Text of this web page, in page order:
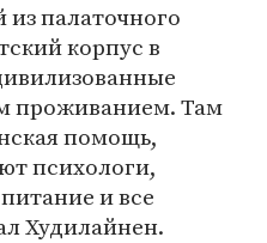
палаточного
корпус в
проживанием. Там
помощь,
психологи,
и все
Худилайнен.